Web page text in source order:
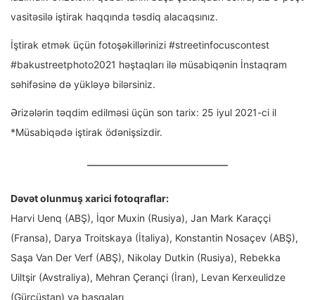
vasitəsilə iştirak haqqında təsdiq alacaqsınız.
İştirak etmək üçün fotoşəkillərinizi #streetinfocuscontest
#bakustreetphoto2021 həştaqları ilə müsabiqənin İnstaqram
səhifəsinə də yükləyə bilərsiniz.
Ərizələrin təqdim edilməsi üçün son tarix: 25 iyul 2021-ci il
*Müsabiqədə iştirak ödənişsizdir.
Dəvət olunmuş xarici fotoqraflar:
Harvi Uenq (ABŞ), İqor Muxin (Rusiya), Jan Mark Karaççi
(Fransa), Darya Troitskaya (İtaliya), Konstantin Nosaçev (ABŞ),
Saşa Van Der Verf (ABŞ), Nikolay Dutkin (Rusiya), Rebekka
Uiltşir (Avstraliya), Mehran Çerançi (İran), Levan Kerxeulidze
(Gürcüstan) və başqaları